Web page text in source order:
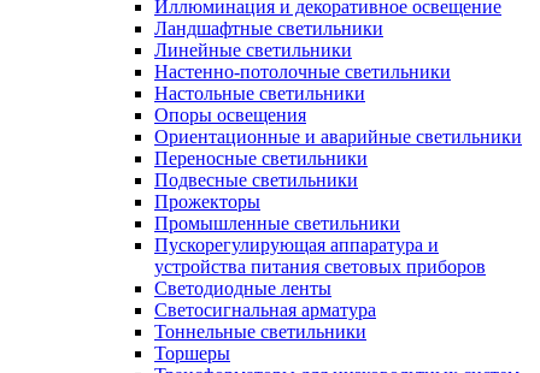
Иллюминация и декоративное освещение
Ландшафтные светильники
Линейные светильники
Настенно-потолочные светильники
Настольные светильники
Опоры освещения
Ориентационные и аварийные светильники
Переносные светильники
Подвесные светильники
Прожекторы
Промышленные светильники
Пускорегулирующая аппаратура и
устройства питания световых приборов
Светодиодные ленты
Светосигнальная арматура
Тоннельные светильники
Торшеры